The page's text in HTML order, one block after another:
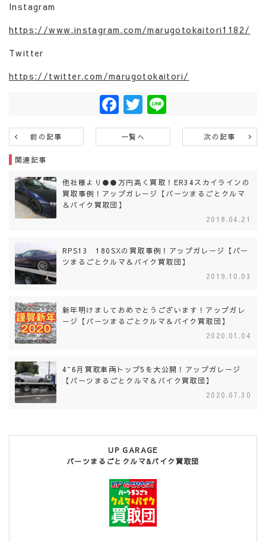
Instagram
https://www.instagram.com/marugotokaitori1182/
Twitter
https://twitter.com/marugotokaitori/
Facebook
Twitter
前の記事 一覧へ 次の記事
関連記事
他社様より●●万円高く買取！ER34スカイラインの
買取事例！アップガレージ【パーツまるごとクルマ
＆バイク買取団】
2018.04.21
RPS13 180SXの買取事例！アップガレージ【パー
ツまるごとクルマ＆バイク買取団】
2019.10.03
新年明けましておめでとうございます！アップガレ
ージ【パーツまるごとクルマ＆バイク買取団】
2020.01.04
4~6月買取車両トップ5を大公開！アップガレージ
【パーツまるごとクルマ＆バイク買取団】
2020.07.30
UP GARAGE
パーツまるごとクルマ&バイク買取団